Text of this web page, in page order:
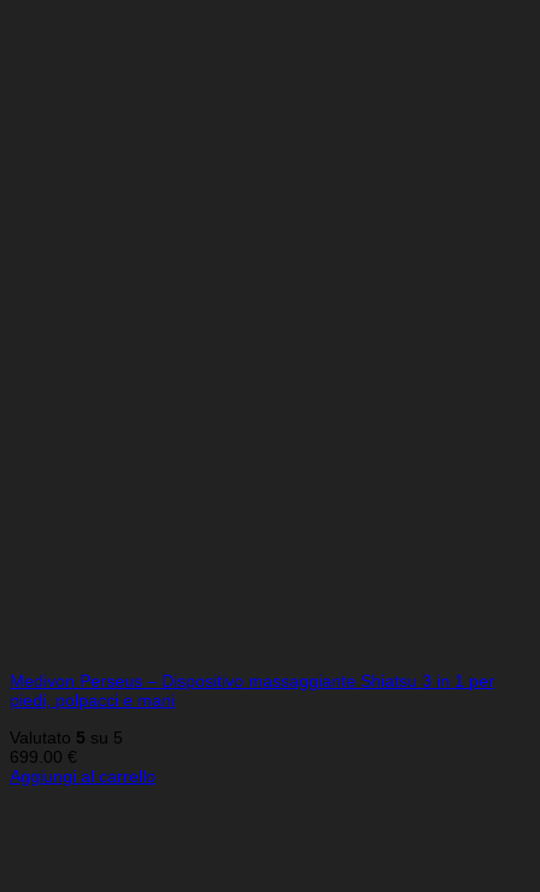
Medivon Perseus – Dispositivo massaggiante Shiatsu 3 in 1 per
piedi, polpacci e mani
Valutato 5 su 5
699.00 €
Aggiungi al carrello